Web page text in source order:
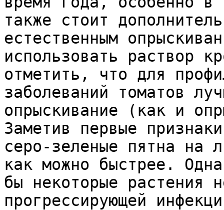
также стоит
естественным
использовать раствор
отметить, что для
заболеваний томатов
опрыскивание (как и
Заметив первые
серо-зеленые пятна на
как можно быстрее.
бы некоторые растения
прогрессирующей